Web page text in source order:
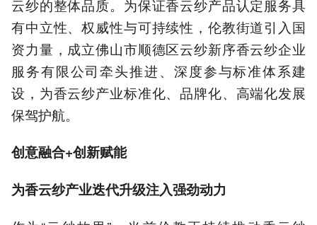
云纱的整体品质。为保证香云纱产品认定服务具
有中立性、权威性与可持续性，伦教街道引入国
资力量，成立佛山市顺德区云纱新序香云纱企业
服务有限公司牵头推进、深度参与标准体系建
设，为香云纱产业标准化、品牌化、高端化发展
保驾护航。
创意融合+创新赋能
为香云纱产业迭代升级注入强劲动力